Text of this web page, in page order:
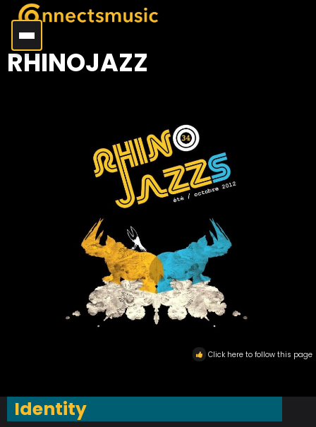
RHINOJAZZ
Click here to follow this page
Identity